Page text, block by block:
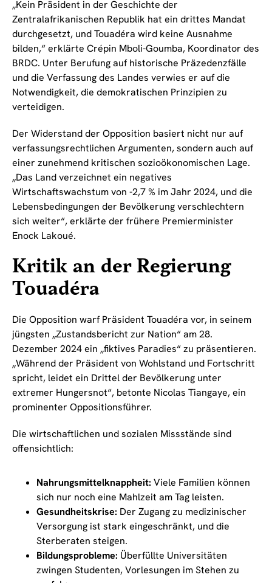
„Kein Präsident in der Geschichte der
Zentralafrikanischen Republik hat ein drittes Mandat
durchgesetzt, und Touadéra wird keine Ausnahme
bilden,“ erklärte Crépin Mboli-Goumba, Koordinator des
BRDC. Unter Berufung auf historische Präzedenzfälle
und die Verfassung des Landes verwies er auf die
Notwendigkeit, die demokratischen Prinzipien zu
verteidigen.
Der Widerstand der Opposition basiert nicht nur auf
verfassungsrechtlichen Argumenten, sondern auch auf
einer zunehmend kritischen sozioökonomischen Lage.
„Das Land verzeichnet ein negatives
Wirtschaftswachstum von -2,7 % im Jahr 2024, und die
Lebensbedingungen der Bevölkerung verschlechtern
sich weiter“, erklärte der frühere Premierminister
Enock Lakoué.
Kritik an der Regierung
Touadéra
Die Opposition warf Präsident Touadéra vor, in seinem
jüngsten „Zustandsbericht zur Nation“ am 28.
Dezember 2024 ein „fiktives Paradies“ zu präsentieren.
„Während der Präsident von Wohlstand und Fortschritt
spricht, leidet ein Drittel der Bevölkerung unter
extremer Hungersnot“, betonte Nicolas Tiangaye, ein
prominenter Oppositionsführer.
Die wirtschaftlichen und sozialen Missstände sind
offensichtlich:
Nahrungsmittelknappheit: Viele Familien können
sich nur noch eine Mahlzeit am Tag leisten.
Gesundheitskrise: Der Zugang zu medizinischer
Versorgung ist stark eingeschränkt, und die
Sterberaten steigen.
Bildungsprobleme: Überfüllte Universitäten
zwingen Studenten, Vorlesungen im Stehen zu